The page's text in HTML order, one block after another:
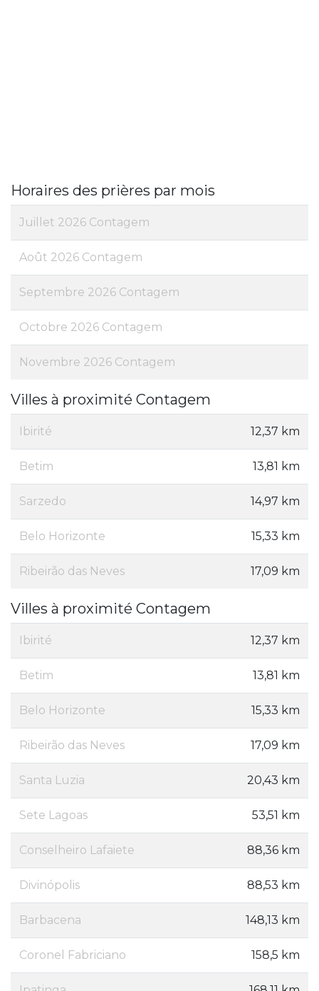
Horaires des prières par mois
Juillet 2026 Contagem
Août 2026 Contagem
Septembre 2026 Contagem
Octobre 2026 Contagem
Novembre 2026 Contagem
Villes à proximité Contagem
Ibirité 12,37 km
Betim 13,81 km
Sarzedo 14,97 km
Belo Horizonte 15,33 km
Ribeirão das Neves 17,09 km
Villes à proximité Contagem
Ibirité 12,37 km
Betim 13,81 km
Belo Horizonte 15,33 km
Ribeirão das Neves 17,09 km
Santa Luzia 20,43 km
Sete Lagoas 53,51 km
Conselheiro Lafaiete 88,36 km
Divinópolis 88,53 km
Barbacena 148,13 km
Coronel Fabriciano 158,5 km